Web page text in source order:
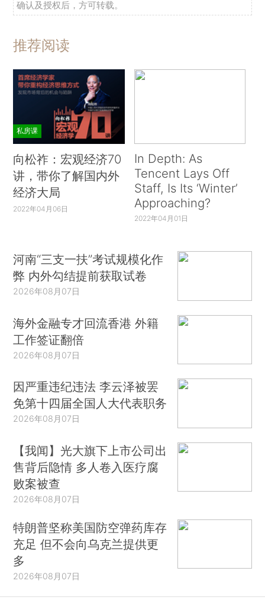
确认及授权后，方可转载。
推荐阅读
私房课
向松祚：宏观经济70
讲，带你了解国内外
经济大局
2022年04月06日
In Depth: As
Tencent Lays Off
Staff, Is Its ‘Winter’
Approaching?
2022年04月01日
河南“三支一扶”考试规模化作
弊 内外勾结提前获取试卷
2026年08月07日
海外金融专才回流香港 外籍
工作签证翻倍
2026年08月07日
因严重违纪违法 李云泽被罢
免第十四届全国人大代表职务
2026年08月07日
【我闻】光大旗下上市公司出
售背后隐情 多人卷入医疗腐
败案被查
2026年08月07日
特朗普坚称美国防空弹药库存
充足 但不会向乌克兰提供更
多
2026年08月07日